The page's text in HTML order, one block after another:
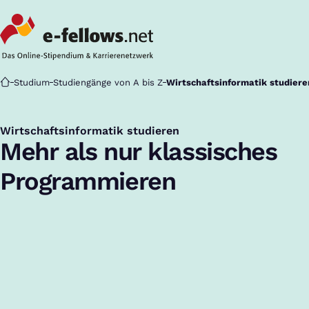
Startseite
Studium Studiengänge von A bis Z Wirtschaftsinformatik
Wirtschaftsinformatik studieren
:Mehr als nur klassisches
Programmieren